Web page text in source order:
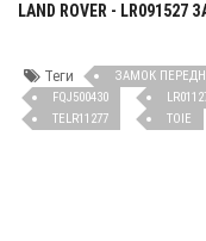
LAND ROVER -
Теги ЗАМОК
FQJ500430
TELR11277
TOIE